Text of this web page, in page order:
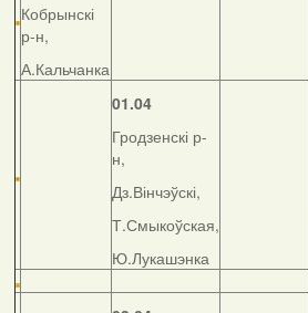
Кобрынскі
р-н,
А.Кальчанка
01.04
Гродзенскі р-
н,
Дз.Вінчэўскі,
Т.Смыкоўская,
Ю.Лукашэнка